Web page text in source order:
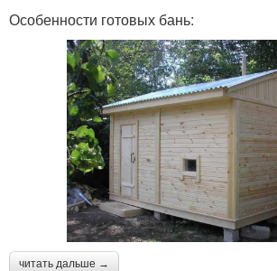
Особенности готовых бань:
читать дальше →